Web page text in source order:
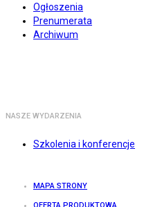
Ogłoszenia
Prenumerata
Archiwum
NASZE WYDARZENIA
Szkolenia i konferencje
MAPA STRONY